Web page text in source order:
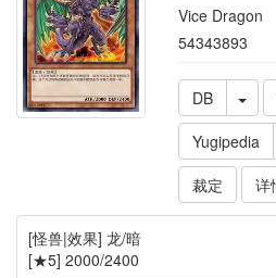
Vice Dragon
54343893
DB
Yugipedia
裁定
详
[怪兽|效果] 龙/暗
[★5] 2000/2400